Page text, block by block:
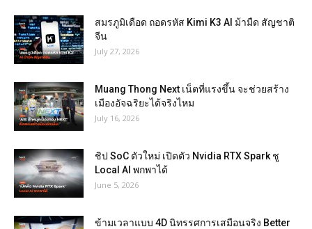
สมรภูมิเดือด ถอดรหัส Kimi K3 AI ม้ามืด สัญชาติ
จีน
July 27, 2026
Muang Thong Next เน็ตที่แรงขึ้น จะช่วยสร้าง
เมืองอัจฉริยะได้จริงไหม
July 16, 2026
ชิป SoC ตัวใหม่ เปิดตัว Nvidia RTX Spark ชู
Local AI พกพาได้
June 5, 2026
ข้ามเวลาแบบ 4D นิทรรศการเสมือนจริง Better